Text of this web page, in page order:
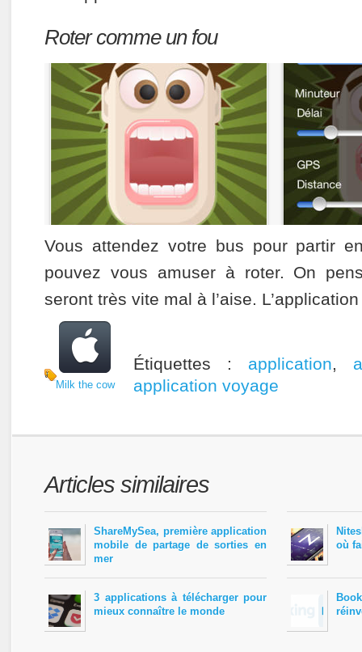
Roter comme un fou
Vous attendez votre bus pour partir
pouvez vous amuser à roter. On
seront très vite mal à l’aise.
Milk the cow
Étiquettes : application,
application voyage
Articles similaires
ShareMySea, première application
mobile de partage de sorties en
mer
où
3 applications à télécharger pour
mieux connaître le monde